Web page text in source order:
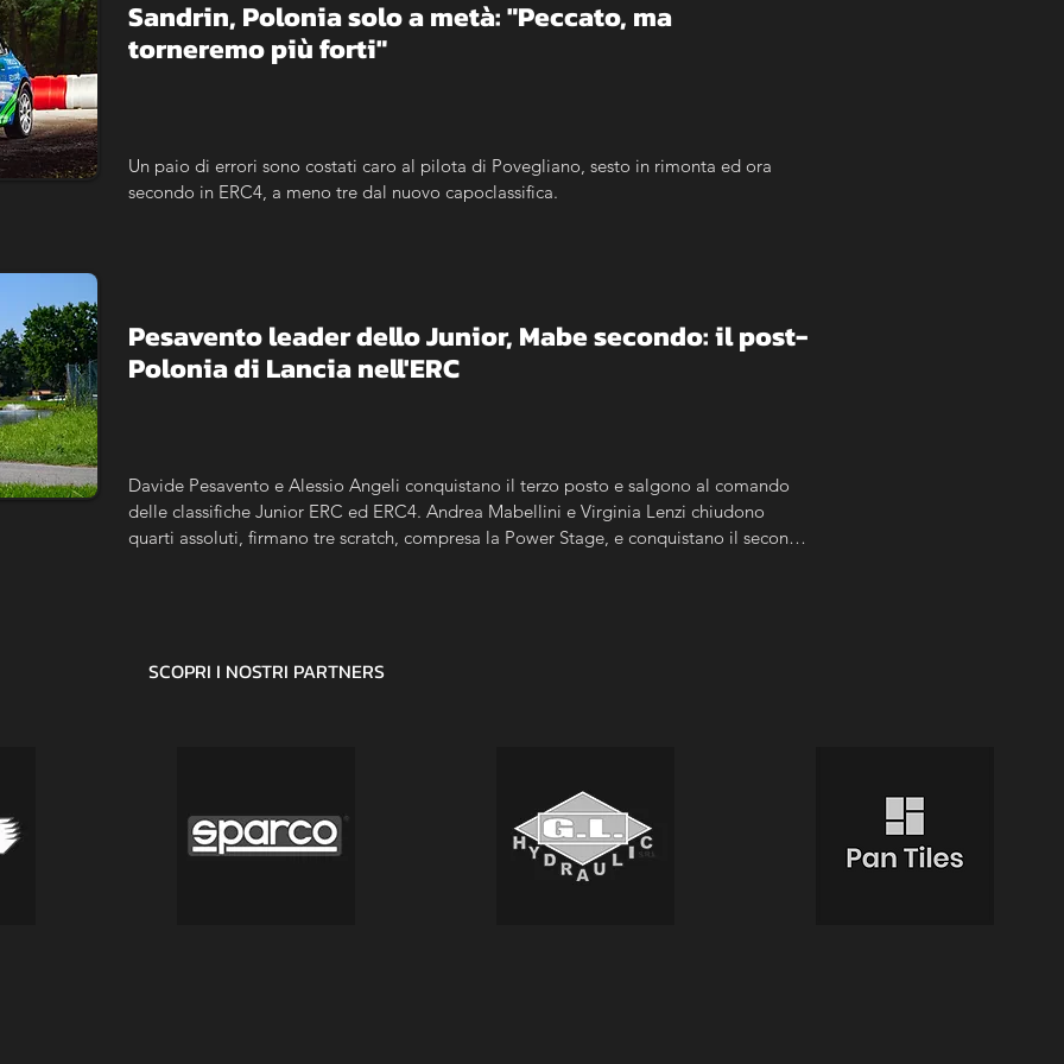
Sandrin, Polonia solo a metà: "Peccato, ma
torneremo più forti"
Un paio di errori sono costati caro al pilota di Povegliano, sesto in rimonta ed ora
secondo in ERC4, a meno tre dal nuovo capoclassifica.
Pesavento leader dello Junior, Mabe secondo: il post-
Polonia di Lancia nell'ERC
Davide Pesavento e Alessio Angeli conquistano il terzo posto e salgono al comando
delle classifiche Junior ERC ed ERC4. Andrea Mabellini e Virginia Lenzi chiudono
quarti assoluti, firmano tre scratch, compresa la Power Stage, e conquistano il secondo
SCOPRI I NOSTRI PARTNERS